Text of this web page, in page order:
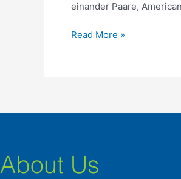
einander Paare,
angewandten
frei
Read More »
About Us